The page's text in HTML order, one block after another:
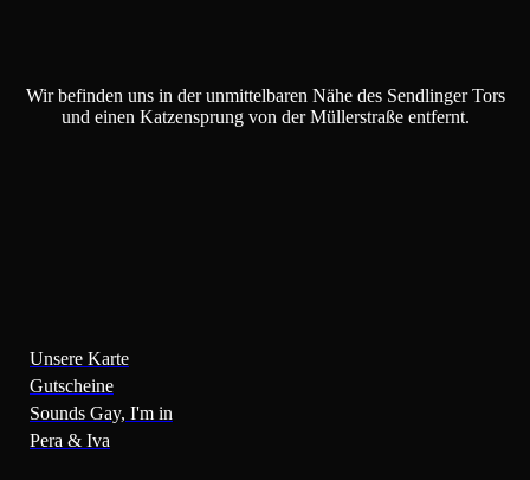
Wir befinden uns in der unmittelbaren Nähe des Sendlinger Tors
und einen Katzensprung von der Müllerstraße entfernt.
Unsere Karte
Gutscheine
Sounds Gay, I'm in
Pera & Iva